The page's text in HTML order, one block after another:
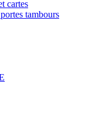
cartes
tambours